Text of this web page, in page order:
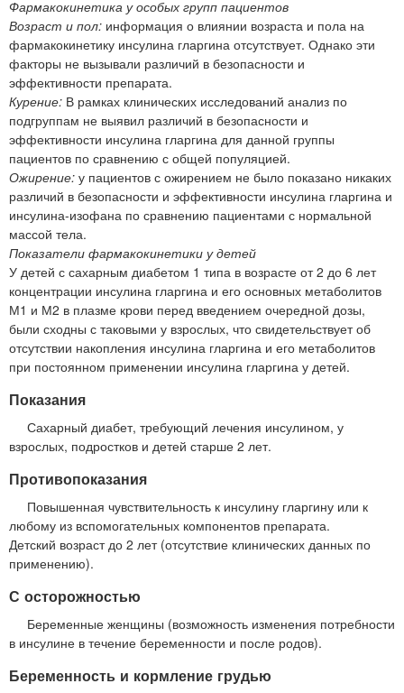
Фармакокинетика у особых групп пациентов
Возраст и пол: информация о влиянии возраста и пола на
фармакокинетику инсулина гларгина отсутствует. Однако эти
факторы не вызывали различий в безопасности и
эффективности препарата.
Курение: В рамках клинических исследований анализ по
подгруппам не выявил различий в безопасности и
эффективности инсулина гларгина для данной группы
пациентов по сравнению с общей популяцией.
Ожирение: у пациентов с ожирением не было показано никаких
различий в безопасности и эффективности инсулина гларгина и
инсулина-изофана по сравнению пациентами с нормальной
массой тела.
Показатели фармакокинетики у детей
У детей с сахарным диабетом 1 типа в возрасте от 2 до 6 лет
концентрации инсулина гларгина и его основных метаболитов
М1 и М2 в плазме крови перед введением очередной дозы,
были сходны с таковыми у взрослых, что свидетельствует об
отсутствии накопления инсулина гларгина и его метаболитов
при постоянном применении инсулина гларгина у детей.
Показания
Сахарный диабет, требующий лечения инсулином, у
взрослых, подростков и детей старше 2 лет.
Противопоказания
Повышенная чувствительность к инсулину гларгину или к
любому из вспомогательных компонентов препарата.
Детский возраст до 2 лет (отсутствие клинических данных по
применению).
С осторожностью
Беременные женщины (возможность изменения потребности
в инсулине в течение беременности и после родов).
Беременность и кормление грудью